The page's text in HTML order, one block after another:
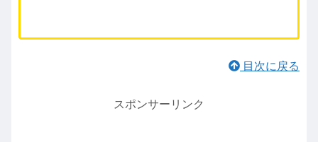
目次に戻る
スポンサーリンク